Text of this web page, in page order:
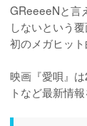
GReeeeNと言
しないという
初のメガヒット
映画『愛唄』
トなど最新情